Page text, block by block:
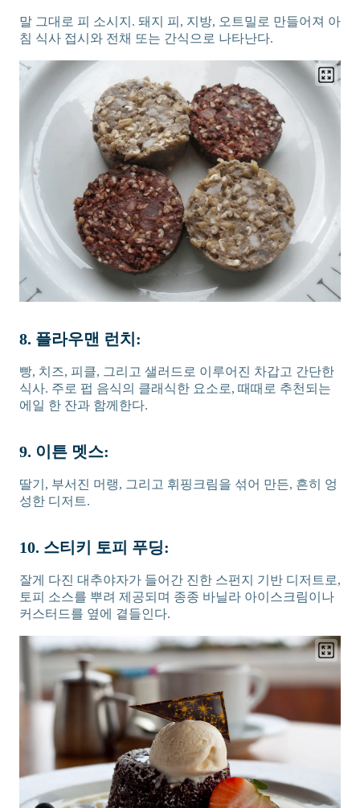
말 그대로 피 소시지. 돼지 피, 지방, 오트밀로 만들어져 아
침 식사 접시와 전채 또는 간식으로 나타난다.
8. 플라우맨 런치:
빵, 치즈, 피클, 그리고 샐러드로 이루어진 차갑고 간단한
식사. 주로 펍 음식의 클래식한 요소로, 때때로 추천되는
에일 한 잔과 함께한다.
9. 이튼 멧스:
딸기, 부서진 머랭, 그리고 휘핑크림을 섞어 만든, 흔히 엉
성한 디저트.
10. 스티키 토피 푸딩:
잘게 다진 대추야자가 들어간 진한 스펀지 기반 디저트로,
토피 소스를 뿌려 제공되며 종종 바닐라 아이스크림이나
커스터드를 옆에 곁들인다.